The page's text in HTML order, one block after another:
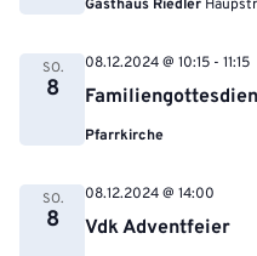
Gasthaus Riedler
SO.
8
08.12.2024 @ 10:15 - 11:15
Pfarrkirche
SO.
8 Vdk Adventfeier
08.12.2024 @ 14:00